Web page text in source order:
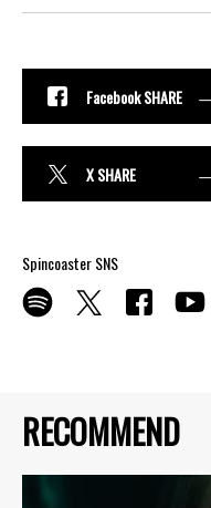
RECOMMEND
Facebook SHARE
X SHARE
Spincoaster SNS